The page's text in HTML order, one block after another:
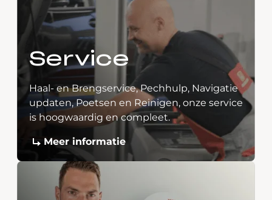
Service
Haal- en Brengservice, Pechhulp, Navigatie
updaten, Poetsen en Reinigen, onze service
is hoogwaardig en compleet.
Meer informatie